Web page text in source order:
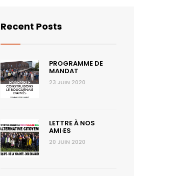
Recent Posts
PROGRAMME DE
MANDAT
23 JUIN 2020
LETTRE À NOS
AMI·ES
20 JUIN 2020